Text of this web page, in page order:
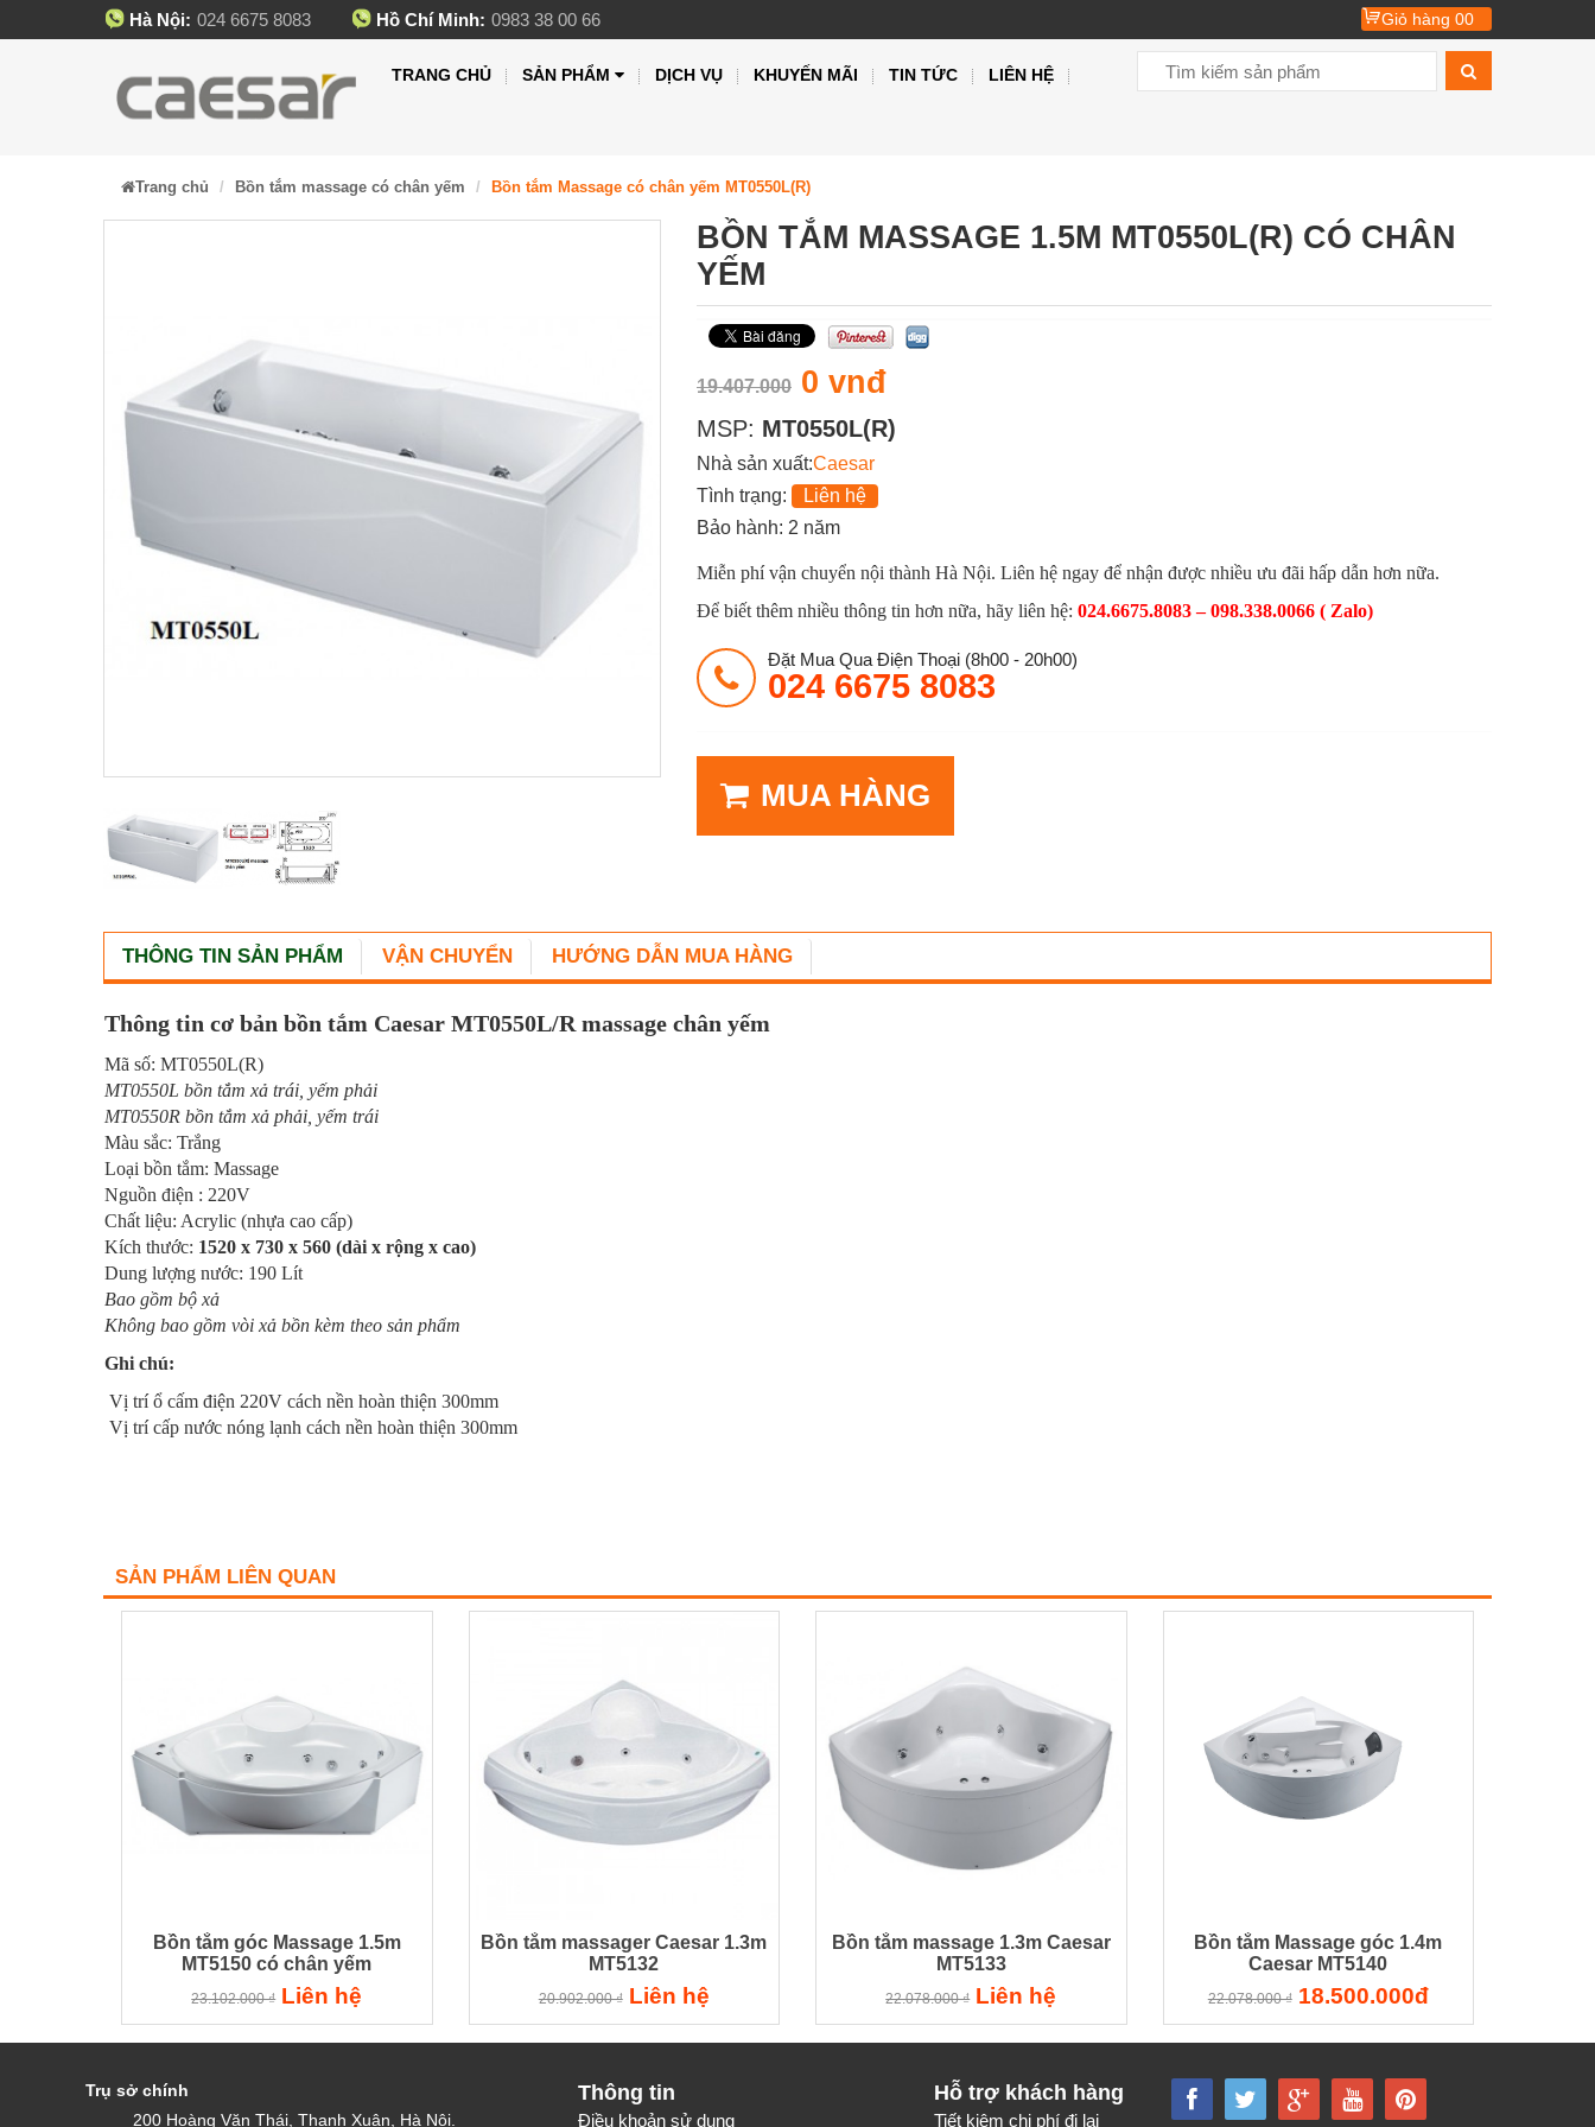
Hà Nội: 024 6675 8083 Hồ Chí Minh: 0983 38 00 66 Giỏ hàng 00
TRANG CHỦ SẢN PHẨM DỊCH VỤ KHUYẾN MÃI TIN TỨC LIÊN HỆ
Trang chủ Bồn tắm massage có chân yếm Bồn tắm Massage có chân yếm MT0550L(R)
BỒN TẮM MASSAGE 1.5M MT0550L(R) CÓ CHÂN
YẾM
19.407.000 0 vnđ
MSP: MT0550L(R)
Nhà sản xuất:Caesar
Tình trạng:
Liên hệ
Bảo hành: 2 năm
Miễn phí vận chuyển nội thành Hà Nội. Liên hệ ngay để nhận được nhiều ưu đãi hấp dẫn hơn nữa.
Để biết thêm nhiều thông tin hơn nữa, hãy liên hệ: 024.6675.8083 – 098.338.0066 ( Zalo)
Đặt Mua Qua Điện Thoại (8h00 - 20h00)
024 6675 8083
MUA HÀNG
THÔNG TIN SẢN PHẨM VẬN CHUYỂN HƯỚNG DẪN MUA HÀNG
Thông tin cơ bản bồn tắm Caesar MT0550L/R massage chân yếm
Mã số: MT0550L(R)
MT0550L bồn tắm xả trái, yếm phải
MT0550R bồn tắm xả phải, yếm trái
Màu sắc: Trắng
Loại bồn tắm: Massage
Nguồn điện : 220V
Chất liệu: Acrylic (nhựa cao cấp)
Kích thước: 1520 x 730 x 560 (dài x rộng x cao)
Dung lượng nước: 190 Lít
Bao gồm bộ xả
Không bao gồm vòi xả bồn kèm theo sản phẩm
Ghi chú:
Vị trí ổ cấm điện 220V cách nền hoàn thiện 300mm
Vị trí cấp nước nóng lạnh cách nền hoàn thiện 300mm
SẢN PHẨM LIÊN QUAN
Bồn tắm góc Massage 1.5m
MT5150 có chân yếm
23.102.000 ₫ Liên hệ
Bồn tắm massager Caesar 1.3m
MT5132
20.902.000 ₫ Liên hệ
Bồn tắm massage 1.3m Caesar
MT5133
22.078.000 ₫ Liên hệ
Bồn tắm Massage góc 1.4m
Caesar MT5140
22.078.000 ₫ 18.500.000đ
Trụ sở chính
200 Hoàng Văn Thái, Thanh Xuân, Hà Nội.
Thông tin
Điều khoản sử dụng
Hỗ trợ khách hàng
Tiết kiệm chi phí đi lại